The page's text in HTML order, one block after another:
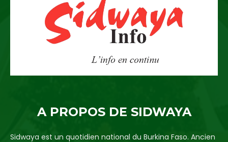
A PROPOS DE SIDWAYA
Sidwaya est un quotidien national du Burkina Faso. Ancien